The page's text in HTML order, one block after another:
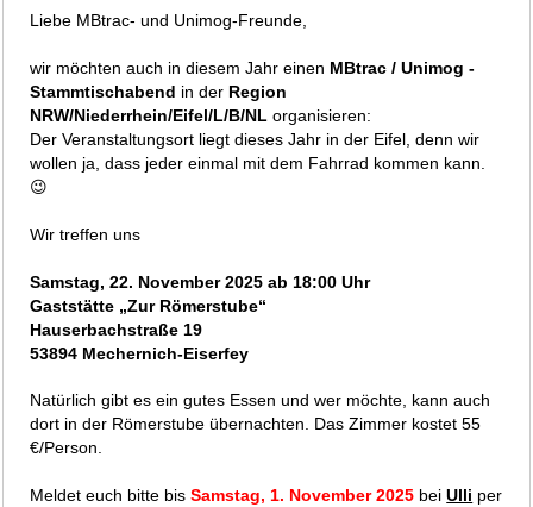
Liebe MBtrac- und Unimog-Freunde,
wir möchten auch in diesem Jahr einen MBtrac / Unimog -
Stammtischabend in der Region
NRW/Niederrhein/Eifel/L/B/NL organisieren:
Der Veranstaltungsort liegt dieses Jahr in der Eifel, denn wir
wollen ja, dass jeder einmal mit dem Fahrrad kommen kann.
😉
Wir treffen uns
Samstag, 22. November 2025 ab 18:00 Uhr
Gaststätte „Zur Römerstube“
Hauserbachstraße 19
53894 Mechernich-Eiserfey
Natürlich gibt es ein gutes Essen und wer möchte, kann auch
dort in der Römerstube übernachten. Das Zimmer kostet 55
€/Person.
Meldet euch bitte bisSamstag, 1. November 2025 bei Ulli per